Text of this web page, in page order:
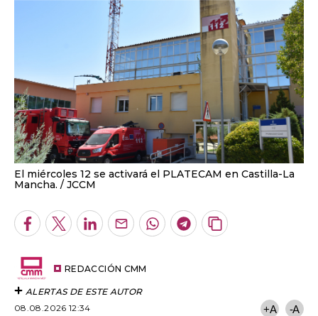
El miércoles 12 se activará el PLATECAM en Castilla-La
Mancha.
JCCM
Facebook
TwitterLinkedInEnviarWhatsapp
Telegram
Copiar
REDACCIÓN CMM
ALERTAS DE ESTE AUTOR
08.08.2026 12:34
+A -A